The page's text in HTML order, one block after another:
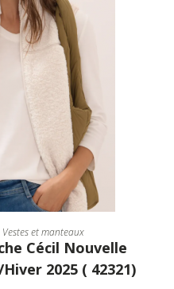
OPTIONS
Vestes et manteaux
Cécil Nouvelle
2025 ( 42321)